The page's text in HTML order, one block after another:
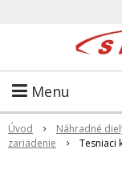
Menu
Úvod Náhradné
zariadenie
Tesniaci